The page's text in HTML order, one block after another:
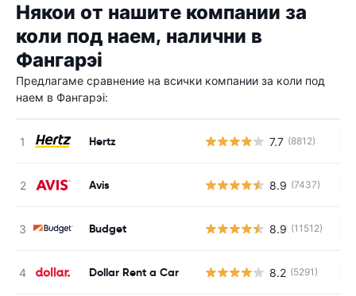
Някои от нашите компании за
коли под наем, налични в
Фангарэі
Предлагаме сравнение на всички компании за коли под
наем в Фангарэі:
Hertz 7.7 (8812)
Avis 8.9 (7437)
Budget 8.9 (11512)
Dollar Rent a Car 8.2 (5291)